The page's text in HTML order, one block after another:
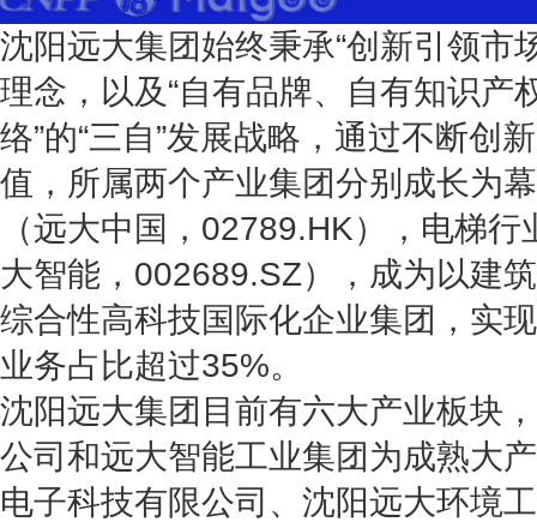
沈阳远大集团始终秉承“创新引领市
理念，以及“自有品牌、自有知识产
络”的“三自”发展战略，通过不断创
值，所属两个产业集团分别成长为
（远大中国，02789.HK），电梯
大智能，002689.SZ），成为以建
综合性高科技国际化企业集团，实
业务占比超过35%。
沈阳远大集团目前有六大产业板块
公司和远大智能工业集团为成熟大
电子科技有限公司、沈阳远大环境